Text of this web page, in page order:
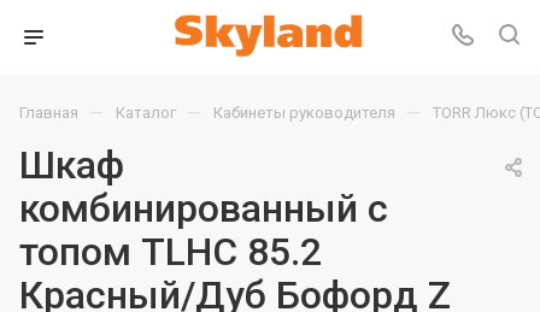
Главная — Каталог — Кабинеты руководителя — TORR Люкс
Шкаф
комбинированный с
топом TLHC 85.2
Красный/Дуб Бофорд Z